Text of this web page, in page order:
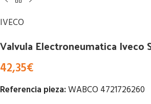
IVECO
Valvula Electroneumatica Iveco
42,35€
Referencia pieza:WABCO 4721726260